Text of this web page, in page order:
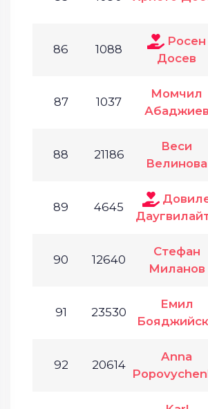
86 1088
Росен
Досев
87 1037
Момчил
Абаджиев
88 21186
Веси
Велинова
89 4645
90 12640
Стефан
Миланов
91 23530
Емил
92 20614
Anna